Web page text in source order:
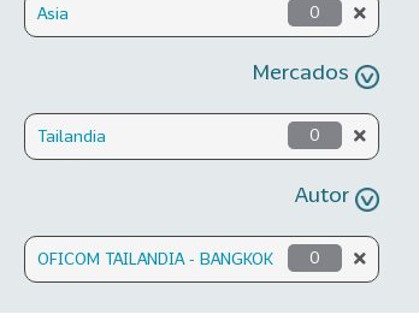
Asia 0
Mercados
Tailandia 0
Autor
OFICOM TAILANDIA - BANGKOK 0